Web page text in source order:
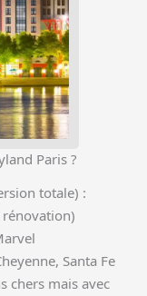
Paris ?
totale) :
Santa Fe
chers mais avec